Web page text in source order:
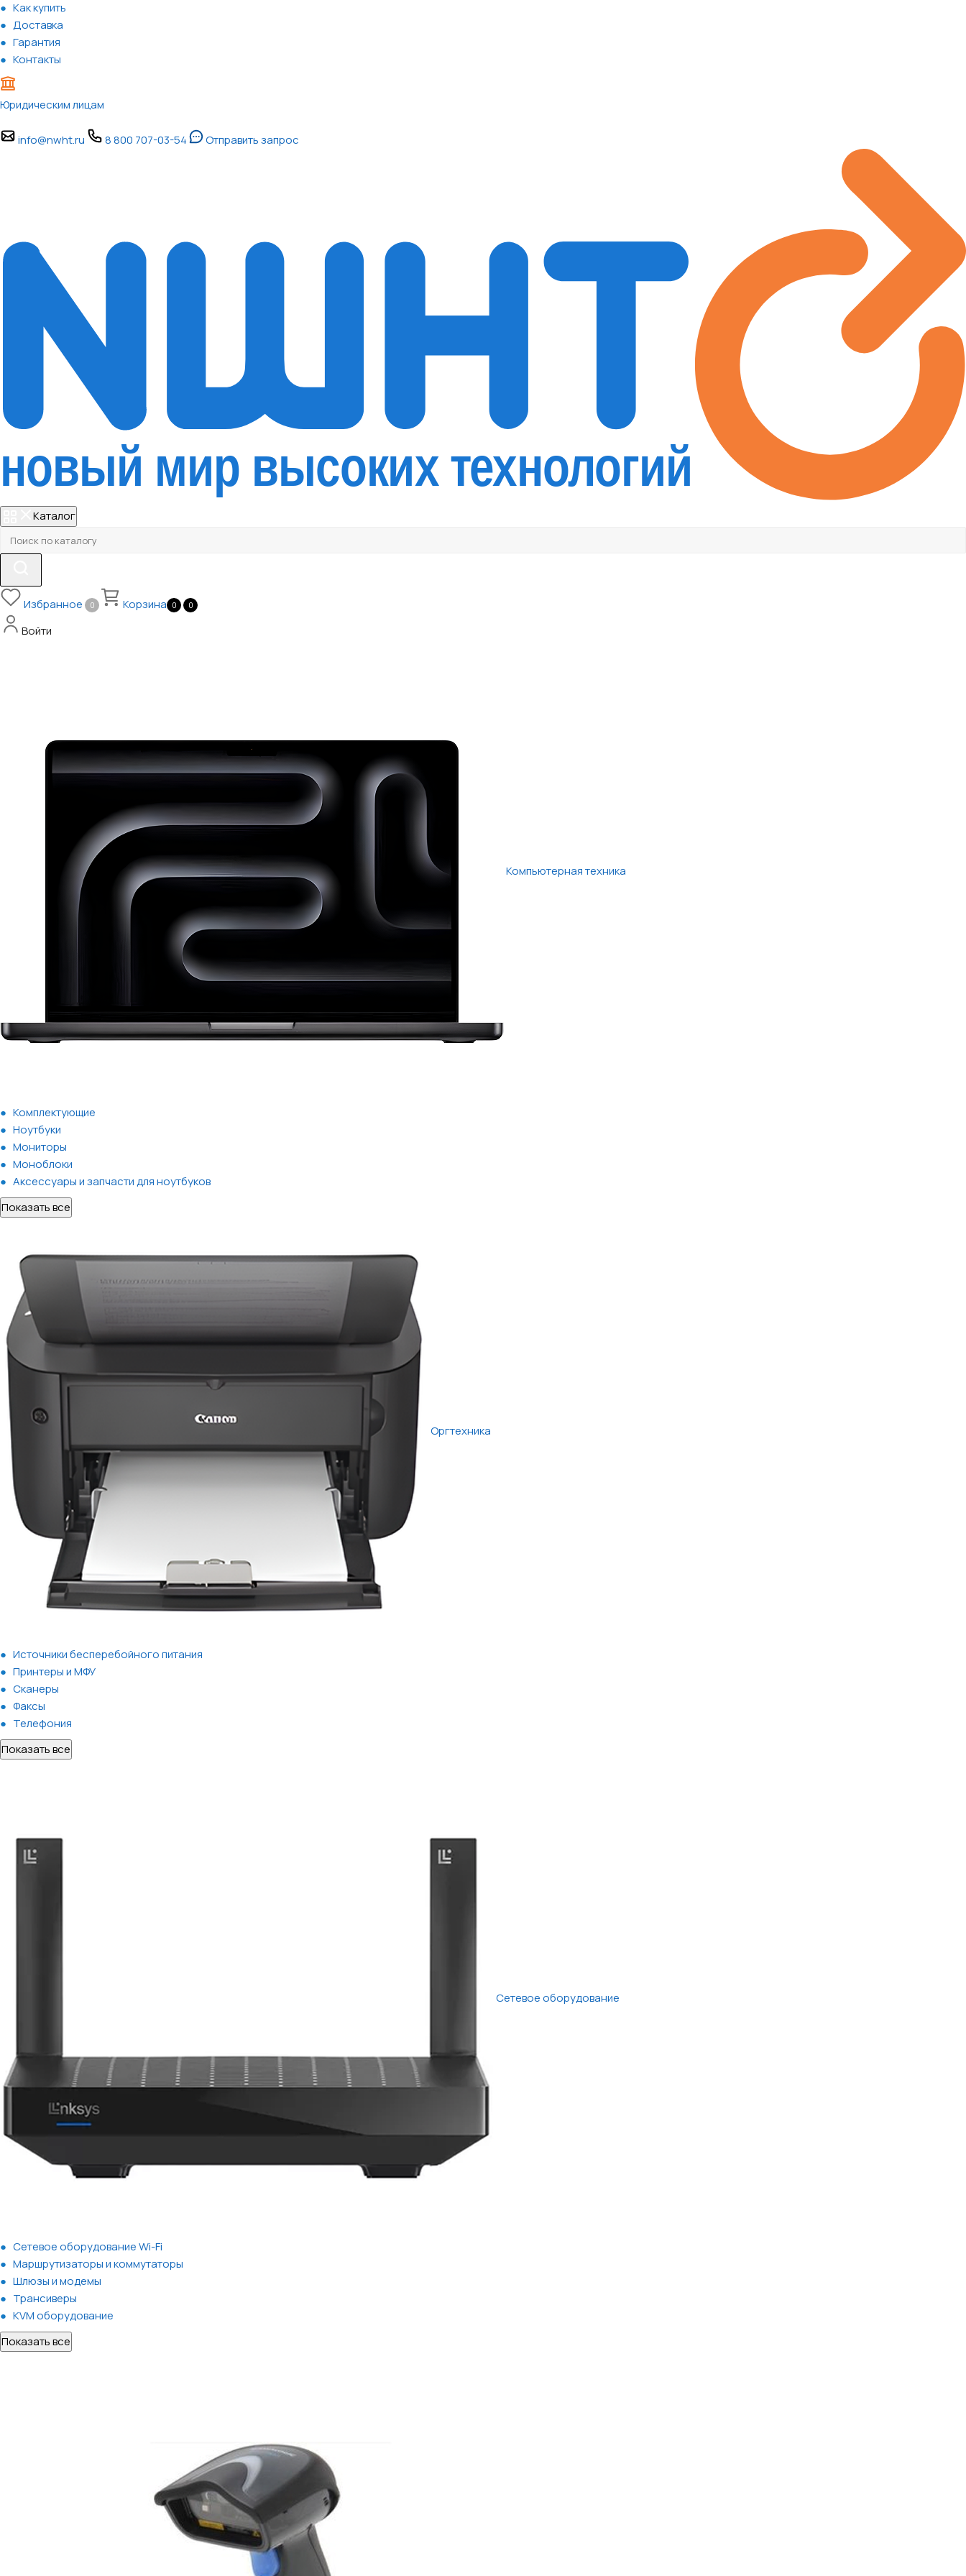
Как купить
Доставка
Гарантия
Контакты
Юридическим лицам
info@nwht.ru 8 800 707-03-54 Отправить запрос
Каталог
Избранное 0 Корзина 0 0
Войти
Компьютерная техника
Комплектующие
Ноутбуки
Мониторы
Моноблоки
Аксессуары и запчасти для ноутбуков
Показать все
Оргтехника
Источники бесперебойного питания
Принтеры и МФУ
Сканеры
Факсы
Телефония
Показать все
Сетевое оборудование
Сетевое оборудование Wi-Fi
Маршрутизаторы и коммутаторы
Шлюзы и модемы
Трансиверы
KVM оборудование
Показать все